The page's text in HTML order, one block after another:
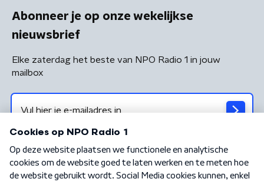
Abonneer je op onze wekelijkse
nieuwsbrief
Elke zaterdag het beste van NPO Radio 1 in jouw
mailbox